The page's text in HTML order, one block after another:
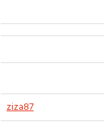
ziza87